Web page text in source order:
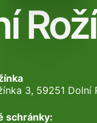
3, 59251 Dolní
schránky: